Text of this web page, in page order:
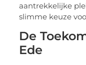
aantrekkelijke
slimme keuze
De
Ede